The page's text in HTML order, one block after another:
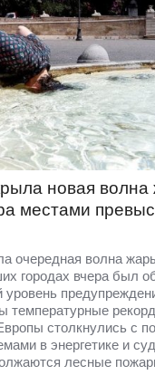
новая
местами
очередная волна
городах вчера был
температурные
столкнулись с
в энергетике и
лесные